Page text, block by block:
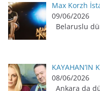
Max Korzh
09/06/2026
Belaruslu
KAYAHAN’IN
08/06/2026
Ankara da